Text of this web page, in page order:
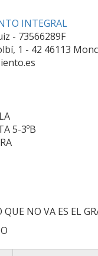
INTEGRAL
- 73566289F
1 - 42 46113
5-3ºB
QUE NO VA ES EL